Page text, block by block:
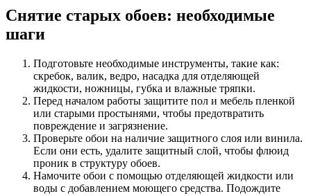
Снятие старых обоев: необходимые
шаги
Подготовьте необходимые инструменты, такие как:
скребок, валик, ведро, насадка для отделяющей
жидкости, ножницы, губка и влажные тряпки.
Перед началом работы защитите пол и мебель пленкой
или старыми простынями, чтобы предотвратить
повреждение и загрязнение.
Проверьте обои на наличие защитного слоя или винила.
Если они есть, удалите защитный слой, чтобы флюид
проник в структуру обоев.
Намочите обои с помощью отделяющей жидкости или
воды с добавлением моющего средства. Подождите